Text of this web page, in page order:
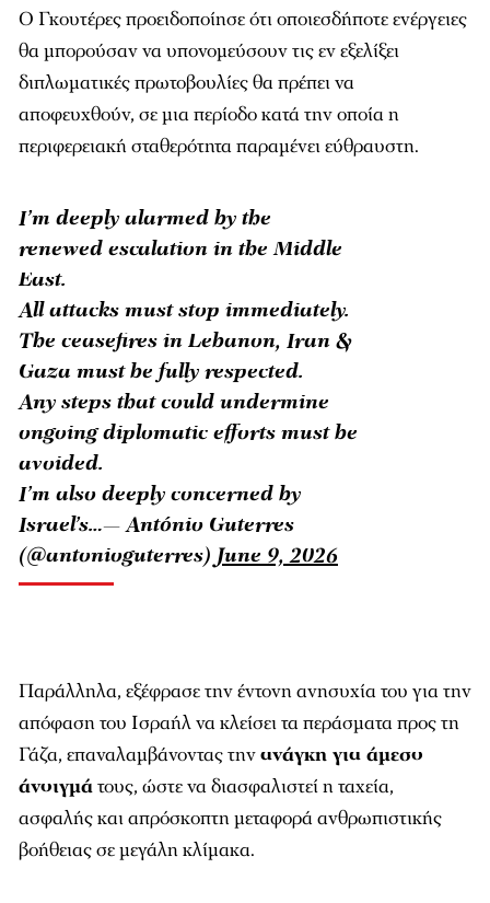
Ο Γκουτέρες προειδοποίησε ότι οποιεσδήποτε ενέργειες
θα μπορούσαν να υπονομεύσουν τις εν εξελίξει
διπλωματικές πρωτοβουλίες θα πρέπει να
αποφευχθούν, σε μια περίοδο κατά την οποία η
περιφερειακή σταθερότητα παραμένει εύθραυστη.
I’m deeply alarmed by the
renewed escalation in the Middle
East.
All attacks must stop immediately.
The ceasefires in Lebanon, Iran &
Gaza must be fully respected.
Any steps that could undermine
ongoing diplomatic efforts must be
avoided.
I’m also deeply concerned by
Israel’s…— António Guterres
(@antonioguterres) June 9, 2026
Παράλληλα, εξέφρασε την έντονη ανησυχία του για την
απόφαση του Ισραήλ να κλείσει τα περάσματα προς τη
Γάζα, επαναλαμβάνοντας τηνανάγκη για άμεσο
άνοιγμάτους, ώστε να διασφαλιστεί η ταχεία,
ασφαλής και απρόσκοπτη μεταφορά ανθρωπιστικής
βοήθειας σε μεγάλη κλίμακα.